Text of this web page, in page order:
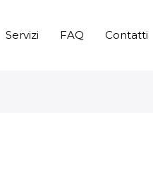
Servizi FAQ Contatti